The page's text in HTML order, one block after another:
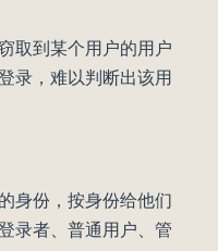
取到某个用户的用户
录，难以判断出该用
身份，按身份给他们
录者、普通用户、管